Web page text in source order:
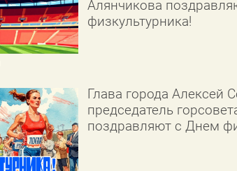
Алянчикова
физкультурника!
Глава города Алексей
председатель
поздравляют с Днем